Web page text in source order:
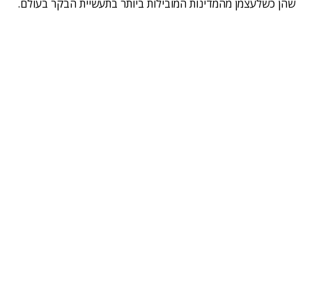
שהן כשלעצמן מהמדינות המובילות ביותר בתעשיית הבקר בעולם.